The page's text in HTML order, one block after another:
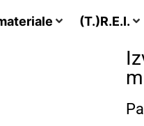
(T.)R.E.I.